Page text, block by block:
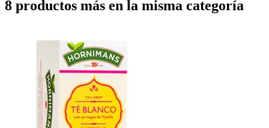
8 productos más en la misma categoría